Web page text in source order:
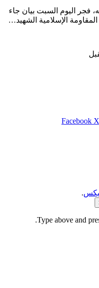
فجر اليوم السبت بيان جاء
الإسلامية الشهيد…
Facebook
.
Type above and